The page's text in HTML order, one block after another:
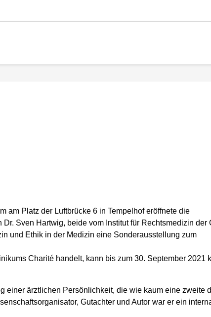
am Platz der Luftbrücke 6 in Tempelhof eröffnete die
Sven Hartwig, beide vom Institut für Rechtsmedizin der
und Ethik in der Medizin eine Sonderausstellung zum
Charité handelt, kann bis zum 30. September 2021
einer ärztlichen Persönlichkeit, die wie kaum eine zweite
Gutachter und Autor war er ein